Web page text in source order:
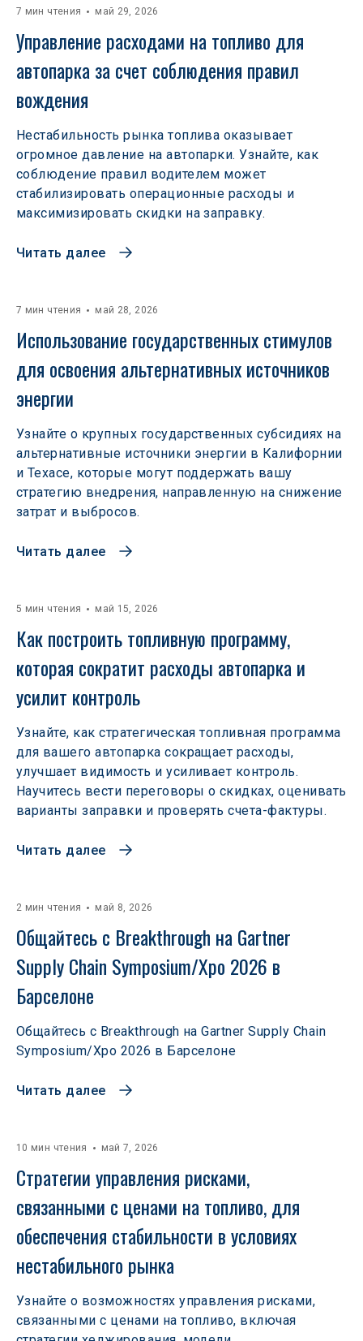
7 мин чтения май 29, 2026
Управление расходами на топливо для
автопарка за счет соблюдения правил
вождения
Нестабильность рынка топлива оказывает
огромное давление на автопарки. Узнайте, как
соблюдение правил водителем может
стабилизировать операционные расходы и
максимизировать скидки на заправку.
Читать далее
7 мин чтения май 28, 2026
Использование государственных стимулов
для освоения альтернативных источников
энергии
Узнайте о крупных государственных субсидиях на
альтернативные источники энергии в Калифорнии
и Техасе, которые могут поддержать вашу
стратегию внедрения, направленную на снижение
затрат и выбросов.
Читать далее
5 мин чтения май 15, 2026
Как построить топливную программу,
которая сократит расходы автопарка и
усилит контроль
Узнайте, как стратегическая топливная программа
для вашего автопарка сокращает расходы,
улучшает видимость и усиливает контроль.
Научитесь вести переговоры о скидках, оценивать
варианты заправки и проверять счета-фактуры.
Читать далее
2 мин чтения май 8, 2026
Общайтесь с Breakthrough на Gartner
Supply Chain Symposium/Xpo 2026 в
Барселоне
Общайтесь с Breakthrough на Gartner Supply Chain
Symposium/Xpo 2026 в Барселоне
Читать далее
10 мин чтения май 7, 2026
Стратегии управления рисками,
связанными с ценами на топливо, для
обеспечения стабильности в условиях
нестабильного рынка
Узнайте о возможностях управления рисками,
связанными с ценами на топливо, включая